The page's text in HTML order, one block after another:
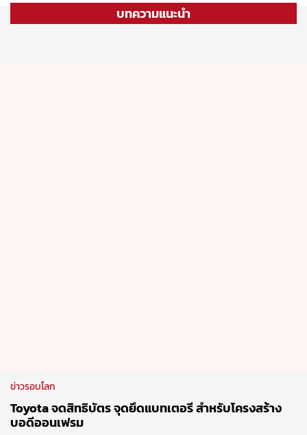
บทความแนะนำ
ข่าวรอบโลก
Toyota จดสิทธิบัตร จุดยึดแบทเตอรี สำหรับโครงสร้าง
บอดีออนเฟรม